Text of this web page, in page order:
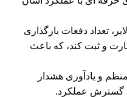
تعداد دفعات بارگذاری
و ثبت کند، که باعث
و یادآوری هشدار
گسترش عملکرد.